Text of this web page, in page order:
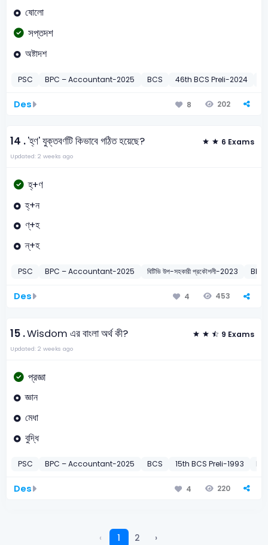
ষোলো
সপ্তদশ
অষ্টাদশ
PSC BPC – Accountant-2025 BCS 46th BCS Preli-2024
Des 8 202
14 .'হ্ণ' যুক্তবর্ণটি কিভাবে গঠিত হয়েছে? 6 Exams
Updated: 2 weeks ago
হ্+ণ
হ্+ন
ণ্‌+হ
ন্‌+হ
PSC BPC – Accountant-2025 বিটিভি উপ-সহকারী প্রকৌশলী-2023
Des 4 453
15 .Wisdom এর বাংলা অর্থ কী? 9 Exams
Updated: 2 weeks ago
প্রজ্ঞা
জ্ঞান
মেধা
বুদ্ধি
PSC BPC – Accountant-2025 BCS 15th BCS Preli-1993
Des 4 220
‹ 1 2 ›